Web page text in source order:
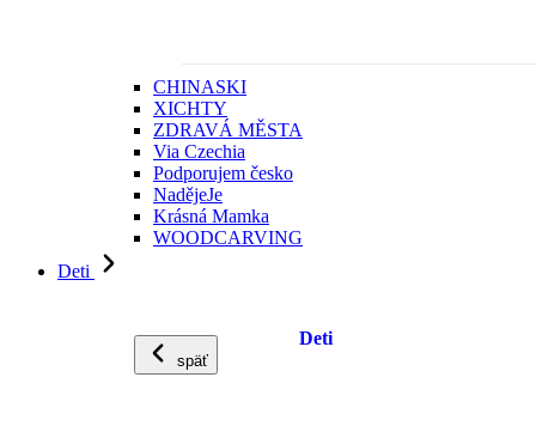
CHINASKI
XICHTY
ZDRAVÁ MĚSTA
Via Czechia
Podporujem česko
NadějeJe
Krásná Mamka
WOODCARVING
Deti
späť
Deti